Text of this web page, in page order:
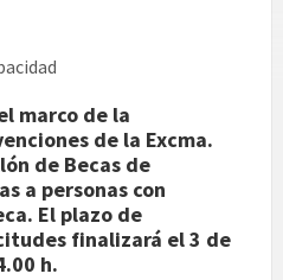
marco de la
de la Excma.
de Becas de
a personas con
El plazo de
finalizará el 3 de
h.